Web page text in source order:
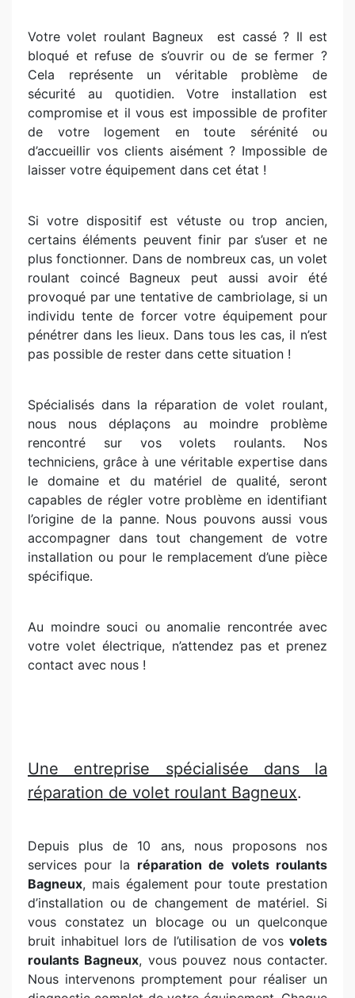
Votre volet roulant Bagneux
est cassé ? Il est
bloqué et refuse de s’ouvrir ou de se fermer ?
Cela représente un véritable problème de
sécurité au quotidien. Votre installation est
compromise et il vous est impossible de profiter
de votre logement en toute sérénité ou
d’accueillir vos clients aisément ? Impossible de
laisser votre équipement dans cet état !
Si votre dispositif est vétuste ou trop ancien,
certains éléments peuvent finir par s’user et ne
plus fonctionner. Dans de nombreux cas, un volet
roulant coincé Bagneux peut aussi avoir été
provoqué par une tentative de cambriolage, si un
individu tente de forcer votre équipement pour
pénétrer dans les lieux. Dans tous les cas, il n’est
pas possible de rester dans cette situation !
Spécialisés dans la réparation de volet roulant,
nous nous déplaçons au moindre problème
rencontré sur vos volets roulants. Nos
techniciens, grâce à une véritable expertise dans
le domaine et du matériel de qualité, seront
capables de régler votre problème en identifiant
l’origine de la panne. Nous pouvons aussi vous
accompagner dans tout changement de votre
installation ou pour le remplacement d’une pièce
spécifique.
Au moindre souci ou anomalie rencontrée avec
votre volet électrique, n’attendez pas et prenez
contact avec nous !
Une entreprise spécialisée dans la
réparation de volet roulant Bagneux.
Depuis plus de 10 ans, nous proposons nos
services pour la réparation de volets roulants
Bagneux, mais également pour toute prestation
d’installation ou de changement de matériel. Si
vous constatez un blocage ou un quelconque
bruit inhabituel lors de l’utilisation de vos volets
roulants Bagneux, vous pouvez nous contacter.
Nous intervenons promptement pour réaliser un